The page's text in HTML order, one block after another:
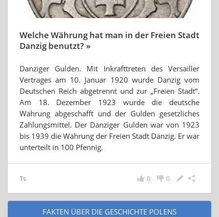
Welche Währung hat man in der Freien Stadt
Danzig benutzt? »
Danziger Gulden. Mit Inkrafttreten des Versailler
Vertrages am 10. Januar 1920 wurde Danzig vom
Deutschen Reich abgetrennt und zur „Freien Stadt“.
Am 18. Dezember 1923 wurde die deutsche
Währung abgeschafft und der Gulden gesetzliches
Zahlungsmittel. Der Danziger Gulden war von 1923
bis 1939 die Währung der Freien Stadt Danzig. Er war
unterteilt in 100 Pfennig.
Ts 0
0
FAKTEN ÜBER DIE GESCHICHTE POLENS